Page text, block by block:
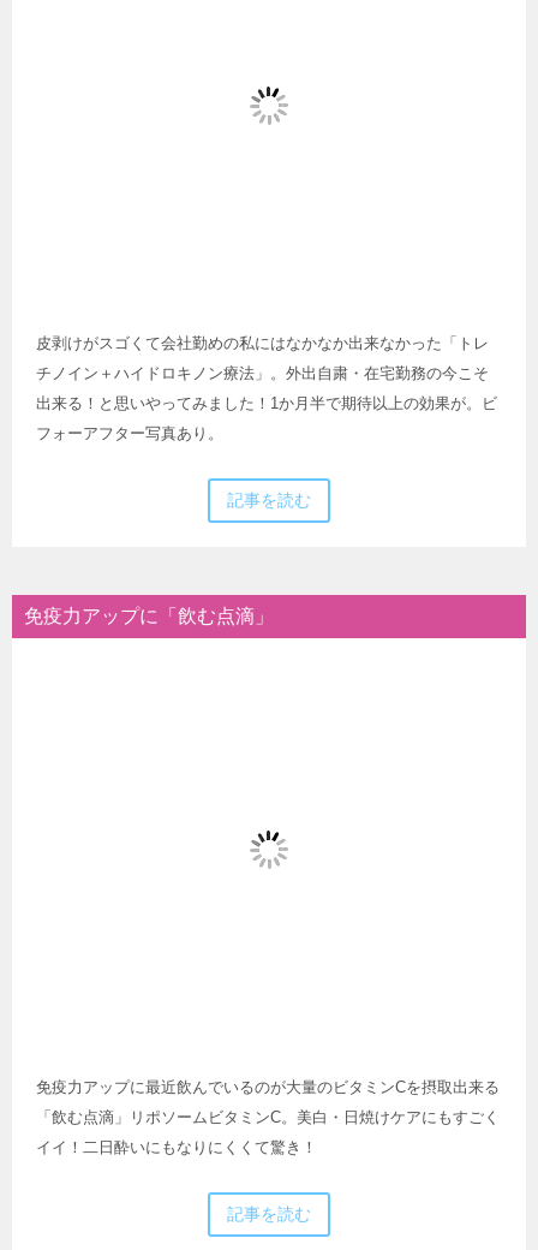
皮剥けがスゴくて会社勤めの私にはなかなか出来なかった「トレ
チノイン＋ハイドロキノン療法」。外出自粛・在宅勤務の今こそ
出来る！と思いやってみました！1か月半で期待以上の効果が。ビ
フォーアフター写真あり。
記事を読む
免疫力アップに「飲む点滴」
免疫力アップに最近飲んでいるのが大量のビタミンCを摂取出来る
「飲む点滴」リポソームビタミンC。美白・日焼けケアにもすごく
イイ！二日酔いにもなりにくくて驚き！
記事を読む